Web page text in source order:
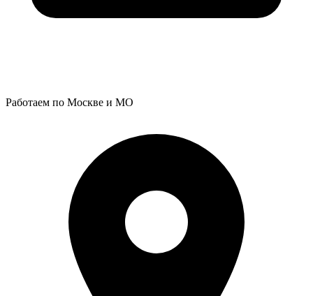
Работаем по Москве и МО